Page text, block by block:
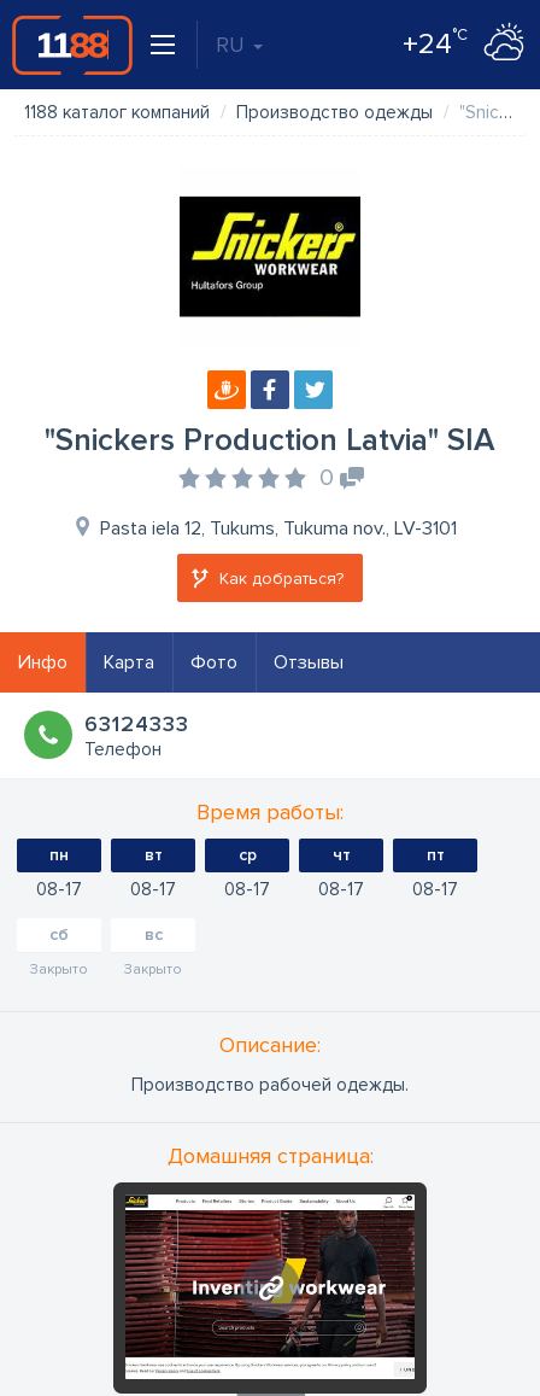
RU +24°C
1188 каталог компаний Производство одежды "Snickers Production Latvia" SIA
"Snickers Production Latvia" SIA
0
Pasta iela 12, Tukums, Tukuma nov., LV-3101
Как добраться?
Инфо Карта Фото Отзывы
63124333
Телефон
Время работы:
пн
08 17
вт
08 17
ср
08 17
чт
08 17
пт
08 17
сб
Закрыто
вс
Закрыто
Oписание:
Производство рабочей одежды.
Домашняя страница:
www.snickersworkwear.com